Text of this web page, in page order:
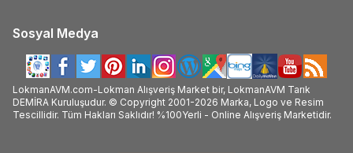
Sosyal Medya
LokmanAVM.com-Lokman Alışveriş Market bir, LokmanAVM Tarık
DEMİRA Kuruluşudur. © Copyright 2001-2026 Marka, Logo ve Resim
Tescillidir. Tüm Hakları Saklıdır! %100Yerli - Online Alışveriş Marketidir.